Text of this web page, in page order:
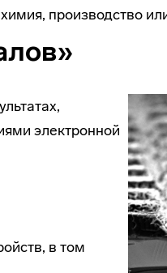
производство
электронной
в том